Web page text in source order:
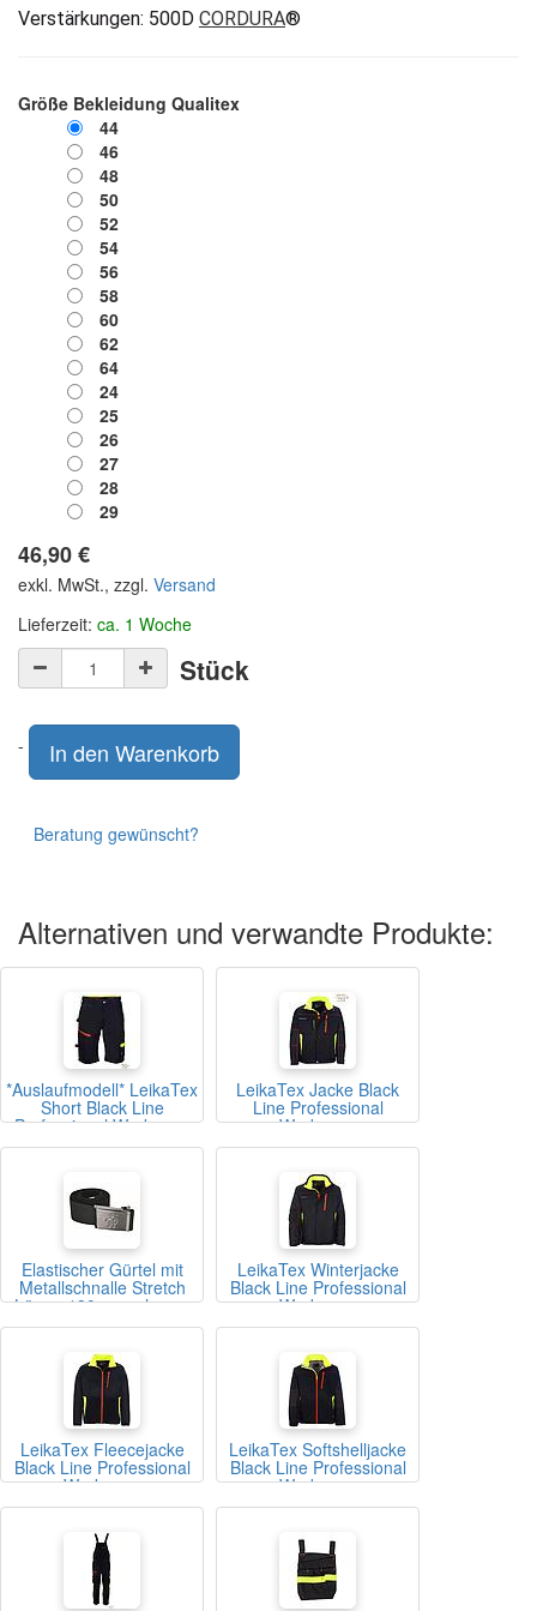
Verstärkungen: 500D CORDURA®
Größe Bekleidung Qualitex
44
46
48
50
52
54
56
58
60
62
64
24
25
26
27
28
29
46,90€
exkl. MwSt., zzgl. Versand
Lieferzeit: ca. 1 Woche
Stück
- In den Warenkorb
Beratung gewünscht?
Alternativen und verwandte Produkte:
*Auslaufmodell* LeikaTex
Short Black Line
Professional Workwear
LeikaTex Jacke Black
Line Professional
Workwear
Elastischer Gürtel mit
Metallschnalle Stretch
Länge 130 cm schwarz
LeikaTex Winterjacke
Black Line Professional
Workwear
LeikaTex Fleecejacke
Black Line Professional
Workwear
LeikaTex Softshelljacke
Black Line Professional
Workwear